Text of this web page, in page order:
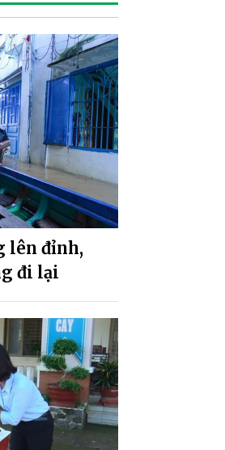
lên đỉnh,
đi lại